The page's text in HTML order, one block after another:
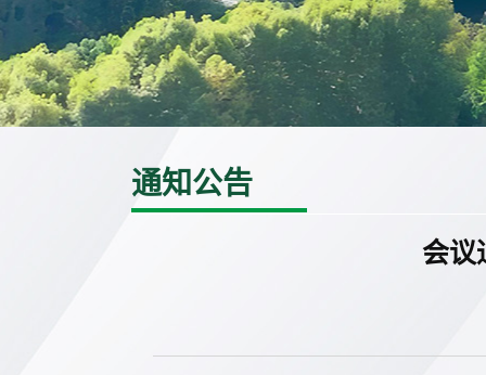
通知公告
会议